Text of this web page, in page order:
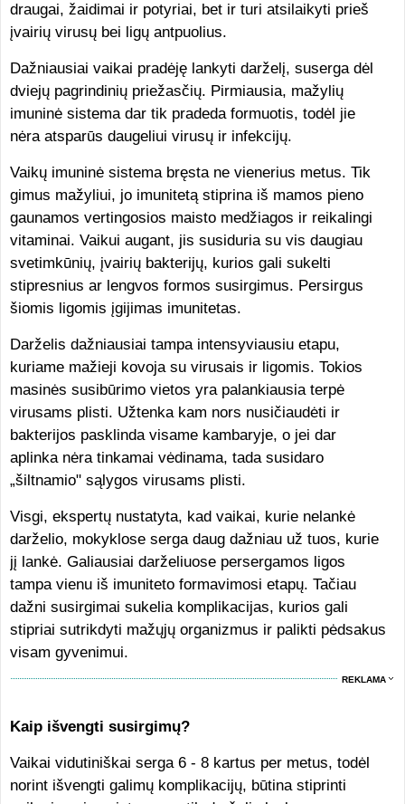
draugai, žaidimai ir potyriai, bet ir turi atsilaikyti prieš
įvairių virusų bei ligų antpuolius.
Dažniausiai vaikai pradėję lankyti darželį, suserga dėl
dviejų pagrindinių priežasčių. Pirmiausia, mažylių
imuninė sistema dar tik pradeda formuotis, todėl jie
nėra atsparūs daugeliui virusų ir infekcijų.
Vaikų imuninė sistema bręsta ne vienerius metus. Tik
gimus mažyliui, jo imunitetą stiprina iš mamos pieno
gaunamos vertingosios maisto medžiagos ir reikalingi
vitaminai. Vaikui augant, jis susiduria su vis daugiau
svetimkūnių, įvairių bakterijų, kurios gali sukelti
stipresnius ar lengvos formos susirgimus. Persirgus
šiomis ligomis įgijimas imunitetas.
Darželis dažniausiai tampa intensyviausiu etapu,
kuriame mažieji kovoja su virusais ir ligomis. Tokios
masinės susibūrimo vietos yra palankiausia terpė
virusams plisti. Užtenka kam nors nusičiaudėti ir
bakterijos pasklinda visame kambaryje, o jei dar
aplinka nėra tinkamai vėdinama, tada susidaro
„šiltnamio" sąlygos virusams plisti.
Visgi, ekspertų nustatyta, kad vaikai, kurie nelankė
darželio, mokyklose serga daug dažniau už tuos, kurie
jį lankė. Galiausiai darželiuose persergamos ligos
tampa vienu iš imuniteto formavimosi etapų. Tačiau
dažni susirgimai sukelia komplikacijas, kurios gali
stipriai sutrikdyti mažųjų organizmus ir palikti pėdsakus
visam gyvenimui.
REKLAMA
Kaip išvengti susirgimų?
Vaikai vidutiniškai serga 6 - 8 kartus per metus, todėl
norint išvengti galimų komplikacijų, būtina stiprinti